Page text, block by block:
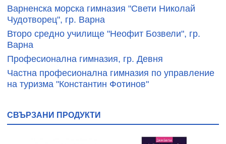
Варненска морска гимназия "Свети Николай
Чудотворец", гр. Варна
Второ средно училище "Неофит Бозвели", гр.
Варна
Професионална гимназия, гр. Девня
Частна професионална гимназия по управление
на туризма "Константин Фотинов"
СВЪРЗАНИ ПРОДУКТИ